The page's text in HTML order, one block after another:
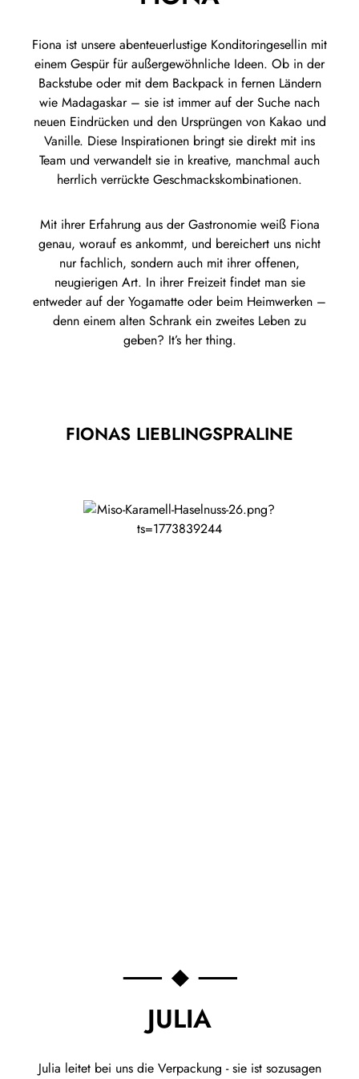
Fiona ist unsere abenteuerlustige Konditoringesellin mit
einem Gespür für außergewöhnliche Ideen. Ob in der
Backstube oder mit dem Backpack in fernen Ländern
wie Madagaskar – sie ist immer auf der Suche nach
neuen Eindrücken und den Ursprüngen von Kakao und
Vanille. Diese Inspirationen bringt sie direkt mit ins
Team und verwandelt sie in kreative, manchmal auch
herrlich verrückte Geschmackskombinationen.
Mit ihrer Erfahrung aus der Gastronomie weiß Fiona
genau, worauf es ankommt, und bereichert uns nicht
nur fachlich, sondern auch mit ihrer offenen,
neugierigen Art. In ihrer Freizeit findet man sie
entweder auf der Yogamatte oder beim Heimwerken –
denn einem alten Schrank ein zweites Leben zu
geben? It’s her thing.
FIONAS LIEBLINGSPRALINE
JULIA
Julia leitet bei uns die Verpackung - sie ist sozusagen